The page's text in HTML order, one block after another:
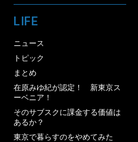
LIFE
ニュース
トピック
まとめ
在原みゆ紀が認定！ 新東京ス
ーベニア！
そのサブスクに課金する価値は
あるか？
東京で暮らすのをやめてみた